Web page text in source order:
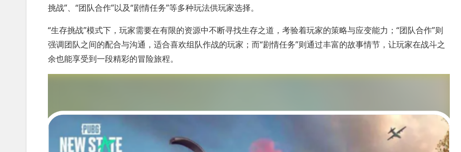
挑战”、“团队合作”以及“剧情任务”等多种玩法供玩家选择。
“生存挑战”模式下，玩家需要在有限的资源中不断寻找生存之道，考验着玩家的策略与应变能力；“团队合作”则
强调团队之间的配合与沟通，适合喜欢组队作战的玩家；而“剧情任务”则通过丰富的故事情节，让玩家在战斗之
余也能享受到一段精彩的冒险旅程。